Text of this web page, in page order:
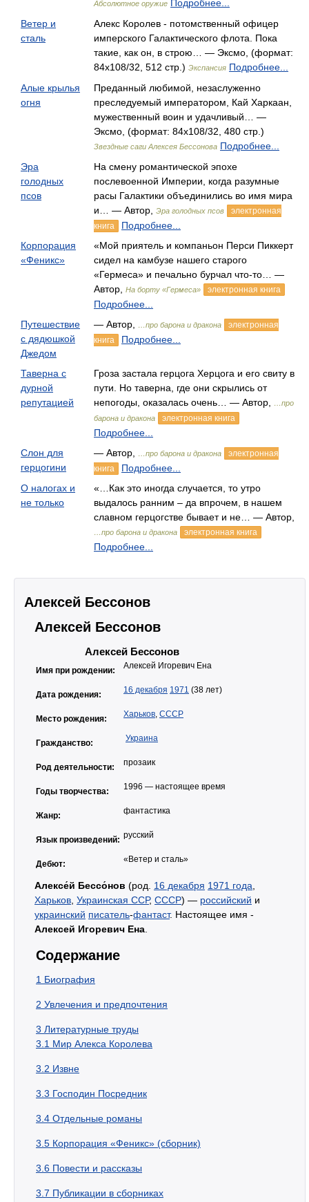
Абсолютное оружие Подробнее...
Ветер и
сталь
Алекс Королев - потомственный офицер
имперского Галактического флота. Пока
такие, как он, в строю… — Эксмо, (формат:
84x108/32, 512 стр.) Экспансия Подробнее...
Алые крылья
огня
Преданный любимой, незаслуженно
преследуемый императором, Кай Харкаан,
мужественный воин и удачливый… —
Эксмо, (формат: 84x108/32, 480 стр.)
Звездные саги Алексея Бессонова Подробнее...
Эра
голодных
псов
На смену романтической эпохе
послевоенной Империи, когда разумные
расы Галактики объединились во имя мира
и… — Автор,
Эра голодных псов
электронная
книга
Подробнее...
Корпорация
«Феникс»
«Мой приятель и компаньон Перси Пиккерт
сидел на камбузе нашего старого
«Гермеса» и печально бурчал что-то… —
Автор,
На борту «Гермеса» электронная книга
Подробнее...
Путешествие
с дядюшкой
Джедом
— Автор, …про барона и дракона
электронная
книга
Подробнее...
Таверна с
дурной
репутацией
Гроза застала герцога Херцога и его свиту в
пути. Но таверна, где они скрылись от
непогоды, оказалась очень… — Автор,
…про
барона и дракона
электронная книга
Подробнее...
Слон для
герцогини
— Автор, …про барона и дракона
электронная
книга
Подробнее...
О налогах и
не только
«…Как это иногда случается, то утро
выдалось ранним – да впрочем, в нашем
славном герцогстве бывает и не… — Автор,
…про барона и дракона электронная книга
Подробнее...
Алексей Бессонов
Алексей Бессонов
Алексей Бессонов
Имя при рождении: Алексей Игоревич Ена
Дата рождения: 16 декабря 1971 (38 лет)
Место рождения: Харьков, СССР
Гражданство: Украина
Род деятельности: прозаик
Годы творчества: 1996 — настоящее время
Жанр: фантастика
Язык произведений: русский
Дебют: «Ветер и сталь»
Алексе́й Бессо́нов (род. 16 декабря 1971 года
Харьков Украинская ССР, СССР) — российский и
украинский писатель-фантаст. Настоящее имя -
Алексей Игоревич Ена
Содержание
1 Биография
2 Увлечения и предпочтения
3 Литературные труды
3.1 Мир Алекса Королева
3.2 Извне
3.3 Господин Посредник
3.4 Отдельные романы
3.5 Корпорация «Феникс» (сборник)
3.6 Повести и рассказы
3.7 Публикации в сборниках